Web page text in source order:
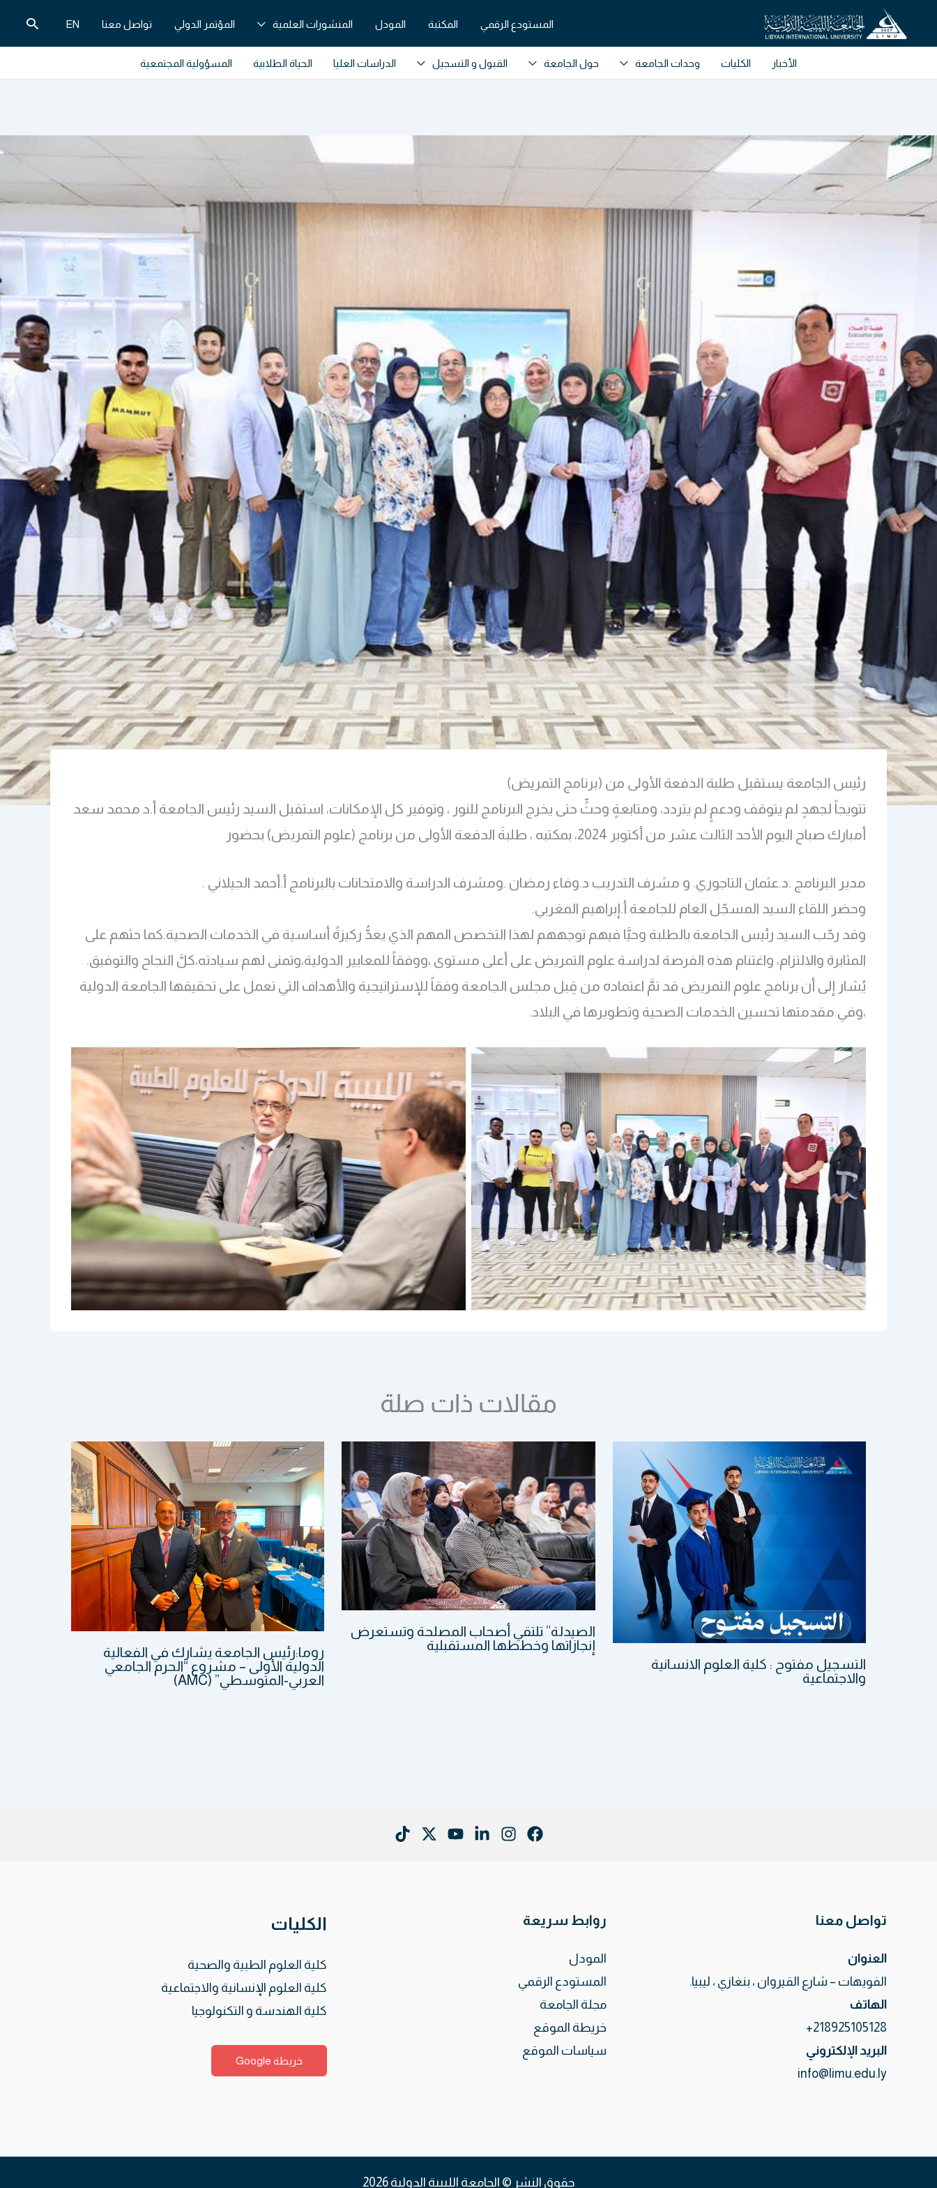
المستودع الرقمي المكتبة المودل المنشورات العلمية المؤتمر الدولي تواصل معنا EN البحث
الأخبار الكليات وحدات الجامعة حول الجامعة القبول و التسجيل الدراسات العليا الحياة الطلابية المسؤولية المجتمعية
رئيس الجامعة يستقبل طلبة الدفعة الأولى من (برنامج التمريض)
تتويجاً لجهدٍ لم يتوقف ودعمٍ لم يتردد، ومتابعةٍ وحثٍّ حتى يخرج البرنامج للنور ، وتوفير كل الإمكانات، استقبل السيد رئيس الجامعة أ.د محمد سعد
أمبارك صباح اليوم الأحد الثالث عشر من أكتوبر 2024، بمكتبه ، طلبةَ الدفعة الأولى من برنامج (علوم التمريض) بحضور
مدير البرنامج .د.عثمان التاجوري. و مشرف التدريب د.وفاء رمضان .ومشرف الدراسة والامتحانات بالبرنامج أ.أحمد الجيلاني .
وحضر اللقاء السيد المسجّل العام للجامعة أ.إبراهيم المغربي.
وقد رحّب السيد رئيس الجامعة بالطلبة وحيَّا فيهم توجههم لهذا التخصص المهم الذي يعدُّ ركيزةً أساسية في الخدمات الصحية.كما حثهم على
المثابرة والالتزام، واغتنام هذه الفرصة لدراسة علوم التمريض على أعلى مستوى ،ووفقاً للمعايير الدولية،وتمنى لهم سيادته،كلَّ النجاح والتوفيق.
يُشار إلى أن برنامج علوم التمريض قد تمَّ اعتماده من قِبل مجلس الجامعة وفقاً للإستراتيجية والأهداف التي تعمل على تحقيقها الجامعة الدولية
،وفي مقدمتها تحسين الخدمات الصحية وتطويرها في البلاد.
مقالات ذات صلة
التسجيل مفتوح : كلية العلوم الانسانية
والاجتماعية
الصيدلة” تلتقي أصحاب المصلحة وتستعرض
إنجازاتها وخططها المستقبلية
روما:رئيس الجامعة يشارك في الفعالية
الدولية الأولى – مشروع “الحرم الجامعي
العربي-المتوسطي” (AMC)
تواصل معنا
العنوان
الفويهات – شارع القيروان ، بنغازي ، ليبيا.
الهاتف
218925105128+
البريد الإلكتروني
info@limu.edu.ly
روابط سريعة
المودل
المستودع الرقمي
مجلة الجامعة
خريطة الموقع
سياسات الموقع
الكليات
كلية العلوم الطبية والصحية
كلية العلوم الإنسانية والاجتماعية
كلية الهندسة و التكنولوجيا
خريطة Google
حقوق النشر © الجامعة الليبية الدولية 2026